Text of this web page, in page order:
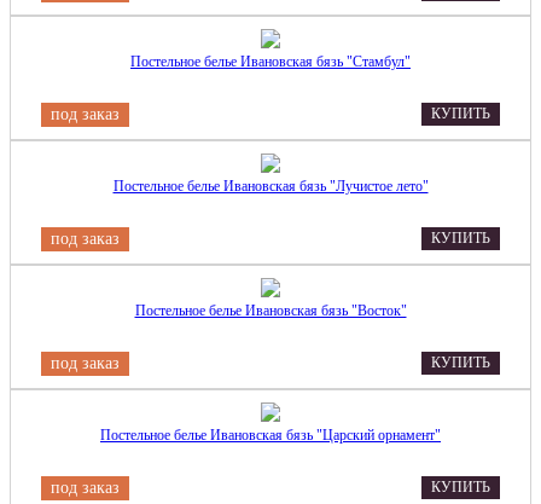
Постельное белье Ивановская бязь "Стамбул"
под заказ КУПИТЬ
Постельное белье Ивановская бязь "Лучистое лето"
под заказ КУПИТЬ
Постельное белье Ивановская бязь "Восток"
под заказ КУПИТЬ
Постельное белье Ивановская бязь "Царский орнамент"
под заказ КУПИТЬ